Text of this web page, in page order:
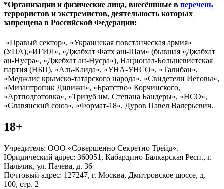
*Организации и физические лица, внесённные в перечень
террористов и экстремистов, деятельность которых
запрещена в Российской Федерации:
«Правый сектор», «Украинская повстанческая армия»
(УПА),«ИГИЛ», «Джабхат Фатх аш-Шам» (бывшая «Джабхат
ан-Нусра», «Джебхат ан-Нусра»), Национал-Большевистская
партия (НБП), «Аль-Каида», «УНА-УНСО», «Талибан»,
«Меджлис крымско-татарского народа», «Свидетели Иеговы»,
«Мизантропик Дивижн», «Братство» Корчинского,
«Артподготовка», «Тризуб им. Степана Бандеры», «НСО»,
«Славянский союз», «Формат-18», Дуров Павел Валерьевич.
18+
Учредитель: ООО «Совершенно Секретно Трейд».
Юридический адрес: 360051, Кабардино-Балкарская Респ., г.
Нальчик, ул. Пачева, д. 36
Почтовый адрес: 127247, г. Москва, Дмитровское шоссе, д.
100, стр. 2